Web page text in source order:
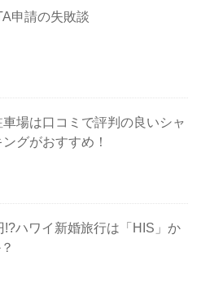
申請の失敗談
車場は口コミで評判の良いシャ
ングがおすすめ！
!?ハワイ新婚旅行は「HIS」か